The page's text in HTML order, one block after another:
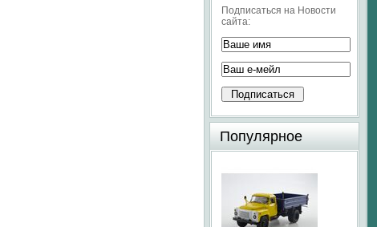
Подписаться на Новости
сайта:
Популярное